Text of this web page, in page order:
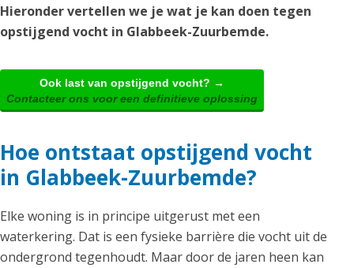
Hieronder vertellen we je wat je kan doen tegen
opstijgend vocht in Glabbeek-Zuurbemde.
Ook last van opstijgend vocht? →
Contacteer ons voor een definitieve oplossing
Hoe ontstaat opstijgend vocht
in Glabbeek-Zuurbemde?
Elke woning is in principe uitgerust met een
waterkering. Dat is een fysieke barrière die vocht uit de
ondergrond tegenhoudt. Maar door de jaren heen kan